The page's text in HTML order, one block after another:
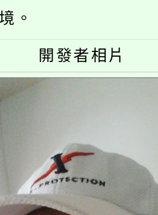
，詳情可洽有
能研習
教育及科技中
習
活教案入校路
農教育專業人
。
開發者相片